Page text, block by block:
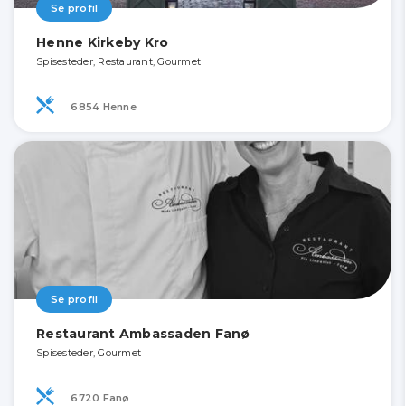
Se profil
Henne Kirkeby Kro
Spisesteder, Restaurant, Gourmet
6854 Henne
Se profil
Restaurant Ambassaden Fanø
Spisesteder, Gourmet
6720 Fanø